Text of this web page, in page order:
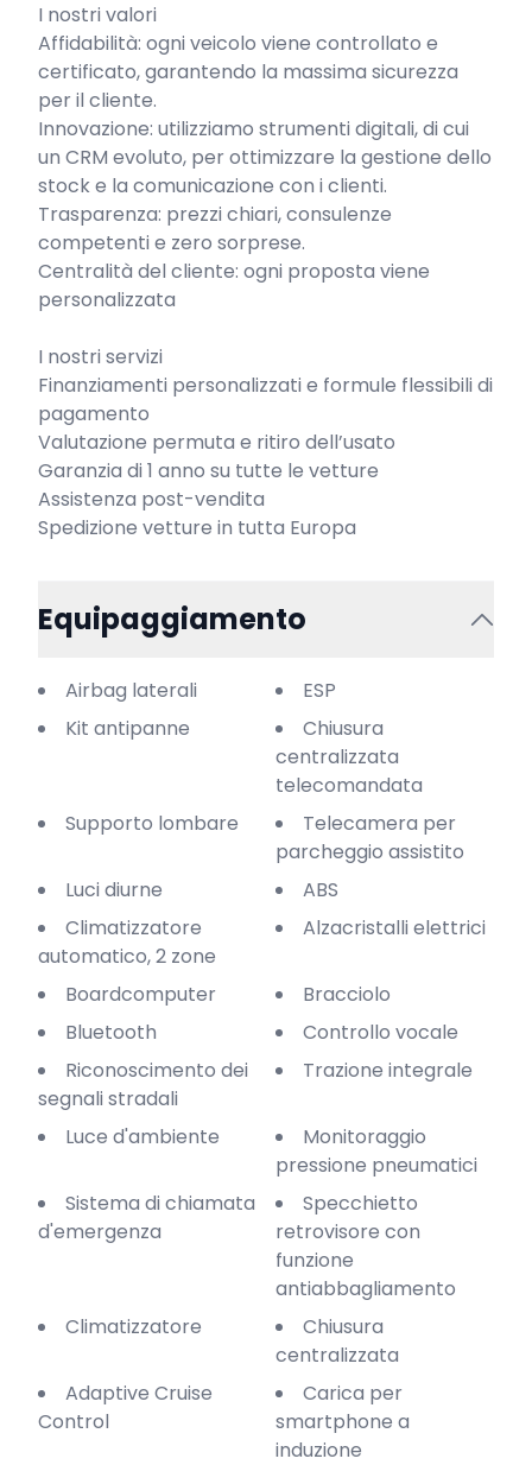
I nostri valori
Affidabilità: ogni veicolo viene controllato e
certificato, garantendo la massima sicurezza
per il cliente.
Innovazione: utilizziamo strumenti digitali, di cui
un CRM evoluto, per ottimizzare la gestione dello
stock e la comunicazione con i clienti.
Trasparenza: prezzi chiari, consulenze
competenti e zero sorprese.
Centralità del cliente: ogni proposta viene
personalizzata
I nostri servizi
Finanziamenti personalizzati e formule flessibili di
pagamento
Valutazione permuta e ritiro dell’usato
Garanzia di 1 anno su tutte le vetture
Assistenza post-vendita
Spedizione vetture in tutta Europa
Equipaggiamento
Airbag laterali
ESP
Kit antipanne
Chiusura
centralizzata
telecomandata
Supporto lombare
Telecamera per
parcheggio assistito
Luci diurne
ABS
Climatizzatore
automatico, 2 zone
Alzacristalli elettrici
Boardcomputer
Bracciolo
Bluetooth
Controllo vocale
Riconoscimento dei
segnali stradali
Trazione integrale
Luce d'ambiente
Monitoraggio
pressione pneumatici
Sistema di chiamata
d'emergenza
Specchietto
retrovisore con
funzione
antiabbagliamento
Climatizzatore
Chiusura
centralizzata
Adaptive Cruise
Control
Carica per
smartphone a
induzione